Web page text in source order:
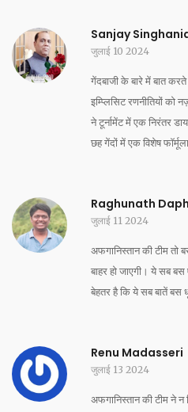
Sanjay
जुलाई 10 2024
गेंदबाजी के बारे में बात
इम्प्लिसिट रणनीतियों
ने टूर्नामेंट में एक निरंतर
छह गेंदों में एक विशेष
Raghunath
जुलाई 11 2024
अफगानिस्तान की टीम तो
बाहर हो जाएगी। ये सब
बेहतर है कि ये सब बातें बस
Renu Madasseri
जुलाई 13 2024
अफगानिस्तान की टीम ने